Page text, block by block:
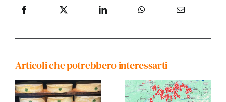
Articoli che potrebbero interessarti